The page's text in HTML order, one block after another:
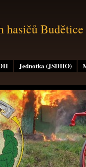
Jednotka (JSDHO)
hasičů Budětice